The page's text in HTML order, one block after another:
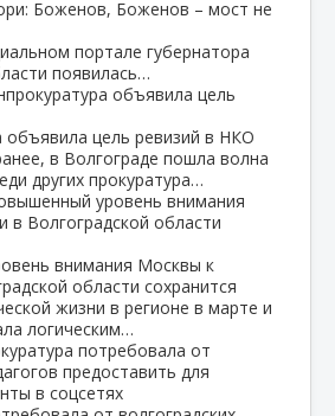
портале губернатора
появилась…
объявила цель
в Волгограде пошла волна
других прокуратура…
уровень внимания
в Волгоградской области
жизни в регионе в марте и
логическим…
потребовала от
предоставить для
в соцсетях